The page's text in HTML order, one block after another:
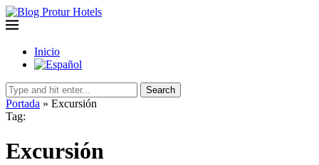
Inicio
Search
Portada » Excursión
Tag:
Excursión